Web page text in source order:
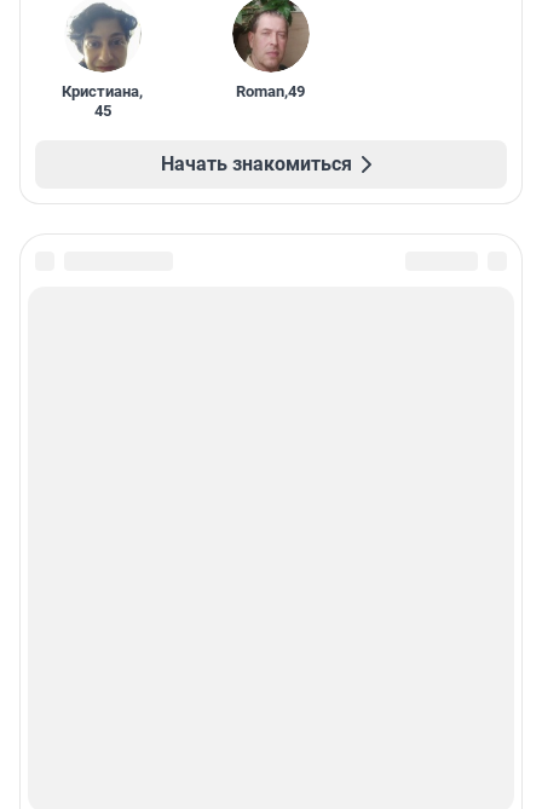
Кристиана,
45
Roman,49
Начать знакомиться